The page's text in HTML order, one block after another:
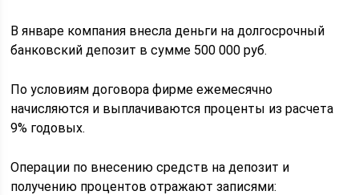
В январе компания внесла деньги на долгосрочный
банковский депозит в сумме 500 000 руб.
По условиям договора фирме ежемесячно
начисляются и выплачиваются проценты из расчета
9% годовых.
Операции по внесению средств на депозит и
получению процентов отражают записями: